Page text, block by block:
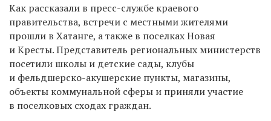
Как рассказали в пресс-службе краевого
правительства, встречи с местными жителями
прошли в Хатанге, а также в поселках Новая
и Кресты. Представитель региональных министерств
посетили школы и детские сады, клубы
и фельдшерско-акушерские пункты, магазины,
объекты коммунальной сферы и приняли участие
в поселковых сходах граждан.